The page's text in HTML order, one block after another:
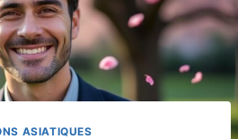
ASIATIQUES